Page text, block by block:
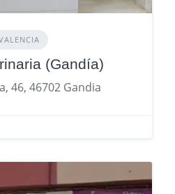
(Gandía)
46, 46702 Gandia